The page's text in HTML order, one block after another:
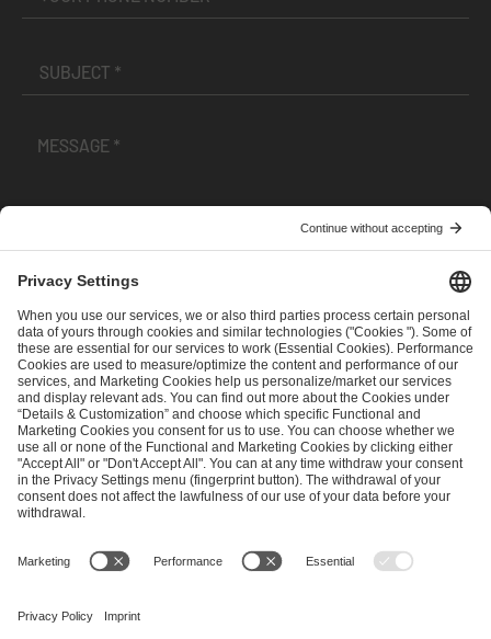
andPrivacy Policy
SEND MESSAGE
CAREER MEDIA RIGHTS